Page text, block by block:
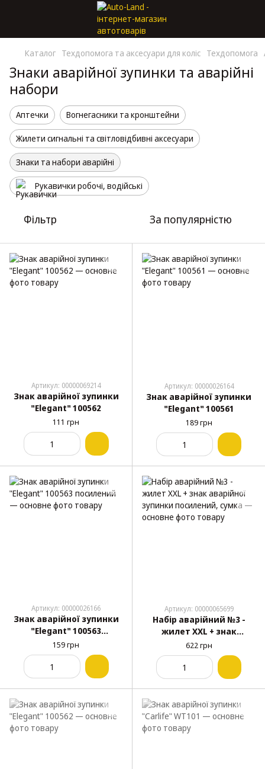
Каталог Техдопомога та аксесуари для коліс Техдопомога
Знаки аварійної зупинки та аварійні
набори
Аптечки Вогнегасники та кронштейни
Жилети сигнальні та світловідбивні аксесуари
Знаки та набори аварійні
Рукавички робочі, водійські
Фільтр За популярністю
Артикул: 00000069214
Знак аварійної зупинки
"Elegant" 100562
111 грн
Артикул: 00000026164
Знак аварійної зупинки
"Elegant" 100561
189 грн
Артикул: 00000026166
Знак аварійної зупинки
"Elegant" 100563
посилений
159 грн
Артикул: 00000065699
Набір аварійний №3 -
жилет XXL + знак
аварійної зупинки
посилений, сумка
622 грн